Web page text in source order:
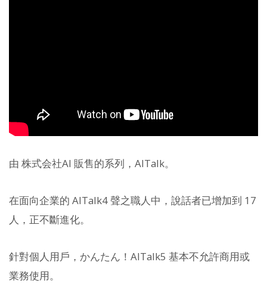
由 株式会社AI 販售的系列，AITalk。
在面向企業的 AITalk4 聲之職人中，說話者已增加到 17
人，正不斷進化。
針對個人用戶，かんたん！AITalk5 基本不允許商用或
業務使用。